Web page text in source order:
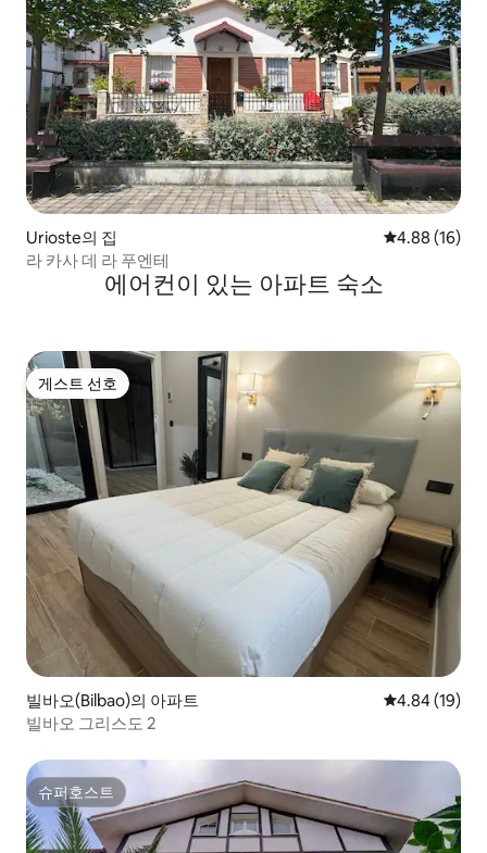
Urioste의 집 평점 4.88점(5
4.88 (16)
라 카사 데 라 푸엔테
에어컨이 있는 아파트 숙소
게스트 선호
게스트 선호
빌바오(Bilbao)의 아파트 평점 4.84점(5
4.84 (19)
빌바오 그리스도 2
슈퍼호스트
슈퍼호스트